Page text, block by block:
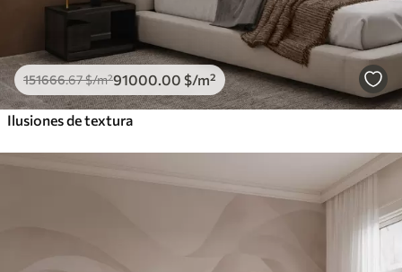
151666.67$/m²91000 .00 $/m²
Ilusiones de textura